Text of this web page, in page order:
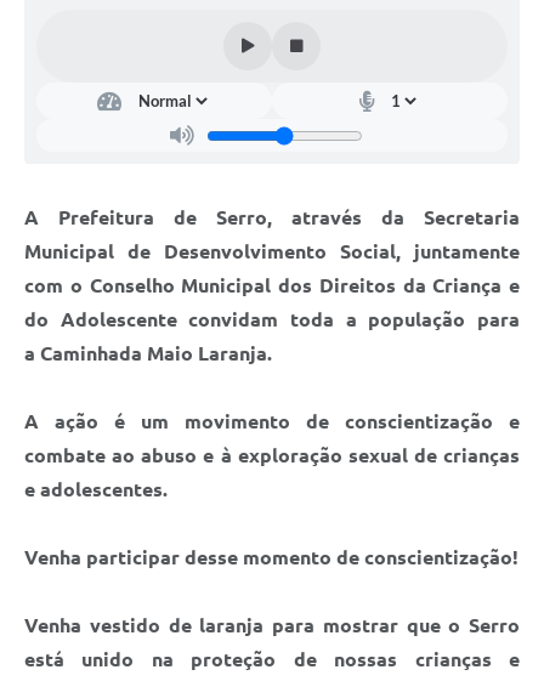
Chamamento Público
Convênios
Arquivos para Download
SIC
Jornal
Covid -19 em Serro
Links
A Prefeitura de Serro, através da Secretaria
Municipal de Desenvolvimento Social, juntamente
com o Conselho Municipal dos Direitos da Criança e
do Adolescente convidam toda a população para
a Caminhada Maio Laranja.
A ação é um movimento de conscientização e
combate ao abuso e à exploração sexual de crianças
e adolescentes.
Venha participar desse momento de conscientização!
Venha vestido de laranja para mostrar que o Serro
está unido na proteção de nossas crianças e